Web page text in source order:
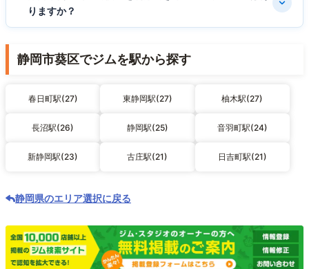
りますか？
静岡市葵区でジムを駅から探す
春日町駅(27) 東静岡駅(27) 柚木駅(27)
長沼駅(26) 静岡駅(25) 音羽町駅(24)
新静岡駅(23) 古庄駅(21) 日吉町駅(21)
静岡県のエリア選択に戻る